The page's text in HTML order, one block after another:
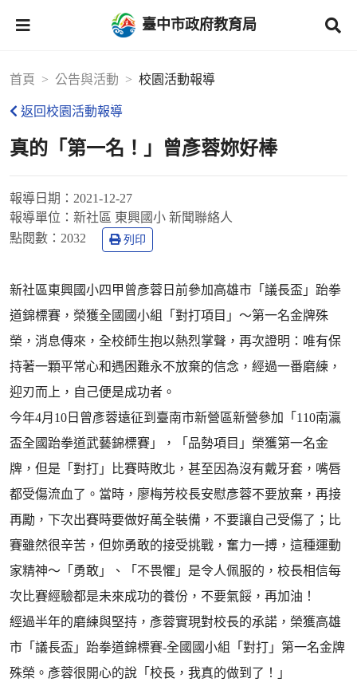
臺中市政府教育局
首頁 公告與活動 校園活動報導
返回校園活動報導
真的「第一名！」曾彥蓉妳好棒
報導日期： 2021-12-27
報導單位： 新社區 東興國小 新聞聯絡人
點閱數： 2032 列印
新社區東興國小四甲曾彥蓉日前參加高雄市「議長盃」跆拳
道錦標賽，榮獲全國國小組「對打項目」～第一名金牌殊
榮，消息傳來，全校師生抱以熱烈掌聲，再次證明：唯有保
持著一顆平常心和遇困難永不放棄的信念，經過一番磨練，
迎刃而上，自己便是成功者。
今年4月10日曾彥蓉遠征到臺南市新營區新營參加「110南瀛
盃全國跆拳道武藝錦標賽」，「品勢項目」榮獲第一名金
牌，但是「對打」比賽時敗北，甚至因為沒有戴牙套，嘴唇
都受傷流血了。當時，廖梅芳校長安慰彥蓉不要放棄，再接
再勵，下次出賽時要做好萬全裝備，不要讓自己受傷了；比
賽雖然很辛苦，但妳勇敢的接受挑戰，奮力一搏，這種運動
家精神～「勇敢」、「不畏懼」是令人佩服的，校長相信每
次比賽經驗都是未來成功的養份，不要氣餒，再加油！
經過半年的磨練與堅持，彥蓉實現對校長的承諾，榮獲高雄
市「議長盃」跆拳道錦標賽-全國國小組「對打」第一名金牌
殊榮。彥蓉很開心的說「校長，我真的做到了！」